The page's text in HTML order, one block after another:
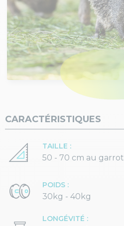
CARACTÉRISTIQUES
TAILLE :
50 - 70 cm au garrot
POIDS :
30kg - 40kg
LONGÉVITÉ :